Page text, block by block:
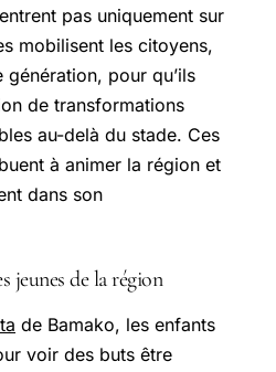
pas uniquement sur
mobilisent les citoyens,
pour qu’ils
de transformations
au-delà du stade. Ces
à animer la région et
dans son
jeunes de la région
de Bamako, les enfants
voir des buts être